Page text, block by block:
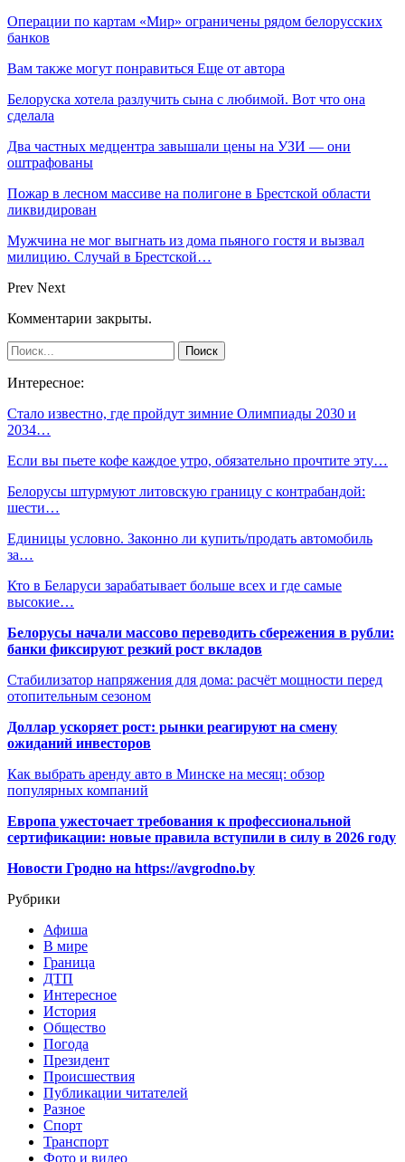
Операции по картам «Мир» ограничены рядом белорусских
банков
Вам также могут понравиться Еще от автора
Белоруска хотела разлучить сына с любимой. Вот что она
сделала
Два частных медцентра завышали цены на УЗИ — они
оштрафованы
Пожар в лесном массиве на полигоне в Брестской области
ликвидирован
Мужчина не мог выгнать из дома пьяного гостя и вызвал
милицию. Случай в Брестской…
Prev Next
Комментарии закрыты.
Интересное:
Стало известно, где пройдут зимние Олимпиады 2030 и
2034…
Если вы пьете кофе каждое утро, обязательно прочтите эту…
Белорусы штурмуют литовскую границу с контрабандой:
шести…
Единицы условно. Законно ли купить/продать автомобиль
за…
Кто в Беларуси зарабатывает больше всех и где самые
высокие…
Белорусы начали массово переводить сбережения в рубли:
банки фиксируют резкий рост вкладов
Стабилизатор напряжения для дома: расчёт мощности перед
отопительным сезоном
Доллар ускоряет рост: рынки реагируют на смену
ожиданий инвесторов
Как выбрать аренду авто в Минске на месяц: обзор
популярных компаний
Европа ужесточает требования к профессиональной
сертификации: новые правила вступили в силу в 2026 году
Новости Гродно на https://avgrodno.by
Рубрики
Афиша
В мире
Граница
ДТП
Интересное
История
Общество
Погода
Президент
Происшествия
Публикации читателей
Разное
Спорт
Транспорт
Фото и видео